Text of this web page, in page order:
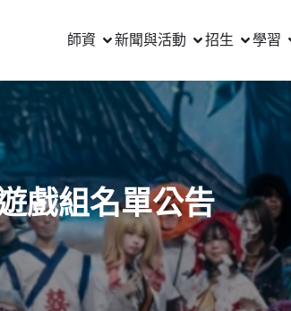
師資 新聞與活動 招生 學習
戲組名單公告